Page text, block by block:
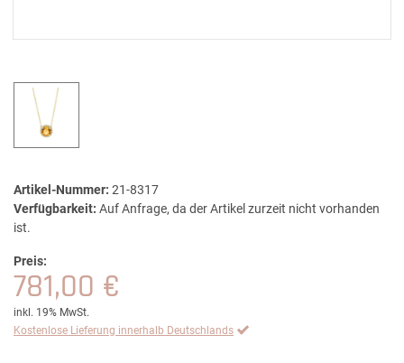
Artikel-Nummer: 21-8317
Verfügbarkeit: Auf Anfrage, da der Artikel zurzeit nicht vorhanden
ist.
Preis:
781,00 €
inkl. 19% MwSt.
Kostenlose Lieferung innerhalb Deutschlands